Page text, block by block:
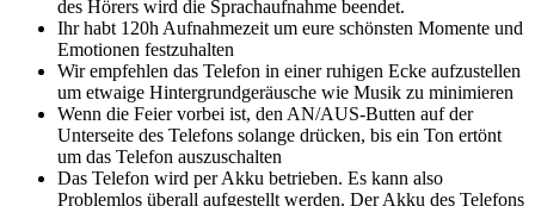
des Hörers wird die Sprachaufnahme beendet.
Ihr habt 120h Aufnahmezeit um eure schönsten Momente und
Emotionen festzuhalten
Wir empfehlen das Telefon in einer ruhigen Ecke aufzustellen
um etwaige Hintergrundgeräusche wie Musik zu minimieren
Wenn die Feier vorbei ist, den AN/AUS-Butten auf der
Unterseite des Telefons solange drücken, bis ein Ton ertönt
um das Telefon auszuschalten
Das Telefon wird per Akku betrieben. Es kann also
Problemlos überall aufgestellt werden. Der Akku des Telefons